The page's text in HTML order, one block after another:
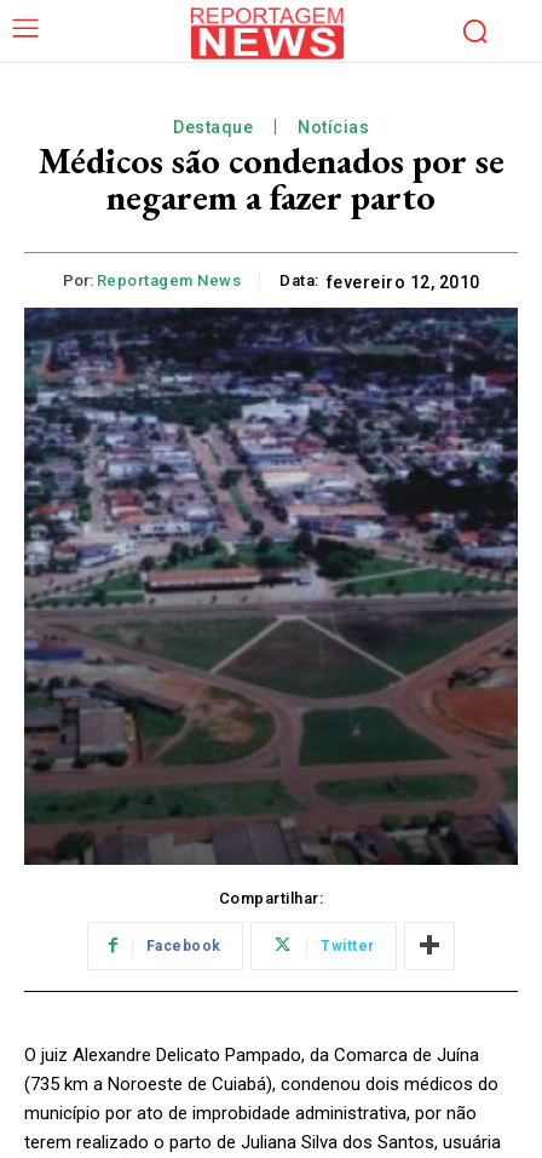
Destaque Notícias
Médicos são condenados por se
negarem a fazer parto
Por: Reportagem News Data: fevereiro 12, 2010
Compartilhar:
Facebook Twitter
O juiz Alexandre Delicato Pampado, da Comarca de Juína
(735 km a Noroeste de Cuiabá), condenou dois médicos do
município por ato de improbidade administrativa, por não
terem realizado o parto de Juliana Silva dos Santos, usuária